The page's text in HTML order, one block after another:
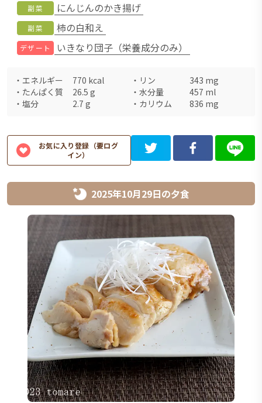
副菜 にんじんのかき揚げ
副菜 柿の白和え
デザート いきなり団子（栄養成分のみ）
・ エネルギー 770 kcal ・ リン 343 mg
・ たんぱく質 26.5 g ・ 水分量 457 ml
・ 塩分 2.7 g ・ カリウム 836 mg
お気に入り登録（要ログ
イン）
2025年10月29日の夕食